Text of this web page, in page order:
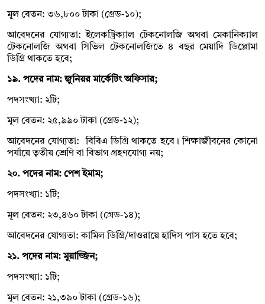
মূল বেতন: ৩৬,৮০০ টাকা (গ্রেড-১০);
আবেদনের যোগ্যতা: ইলেকট্রিক্যাল টেকনোলজি অথবা মেকানিক্যাল
টেকনোলজি অথবা সিভিল টেকনোলজিতে ৪ বছর মেয়াদি ডিপ্লোমা
ডিগ্রি থাকতে হবে;
১৯. পদের নাম: জুনিয়র মার্কেটিং অফিসার;
পদসংখ্যা: ২টি;
মূল বেতন: ২৫,৯৯০ টাকা (গ্রেড-১২);
আবেদনের যোগ্যতা: বিবিএ ডিগ্রি থাকতে হবে। শিক্ষাজীবনের কোনো
পর্যায়ে তৃতীয় শ্রেণি বা বিভাগ গ্রহণযোগ্য নয়;
২০. পদের নাম: পেশ ইমাম;
পদসংখ্যা: ১টি;
মূল বেতন: ২৩,৪৬০ টাকা (গ্রেড-১৪);
আবেদনের যোগ্যতা: কামিল ডিগ্রি/দাওরায়ে হাদিস পাস হতে হবে;
২১. পদের নাম: মুয়াজ্জিন;
পদসংখ্যা: ১টি;
মূল বেতন: ২১,৩৯০ টাকা (গ্রেড-১৬);